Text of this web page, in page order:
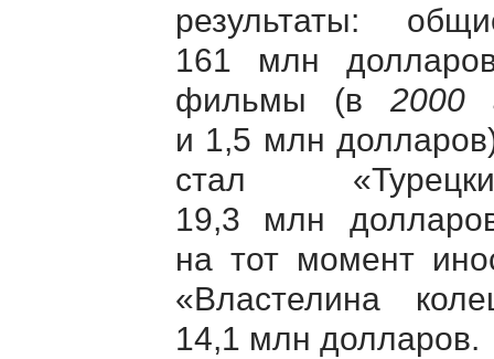
результаты:
161 млн
фильмы (в 2000
и 1,5 млн
стал
19,3 млн
на тот момент
«Властелина
14,1 млн долларов.